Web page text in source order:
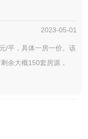
2023-05-01
/平，具体一房一价。该
余大概150套房源，